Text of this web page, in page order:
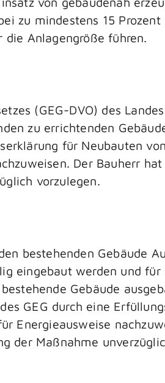
zu mindestens 15
Anlagengröße führen.
(GEG-DVO) des
zu errichtenden
für Neubauten
Der Bauherr
vorzulegen.
bestehenden Gebäude
eingebaut werden und für
Gebäude
GEG durch eine
Energieausweise
der Maßnahme